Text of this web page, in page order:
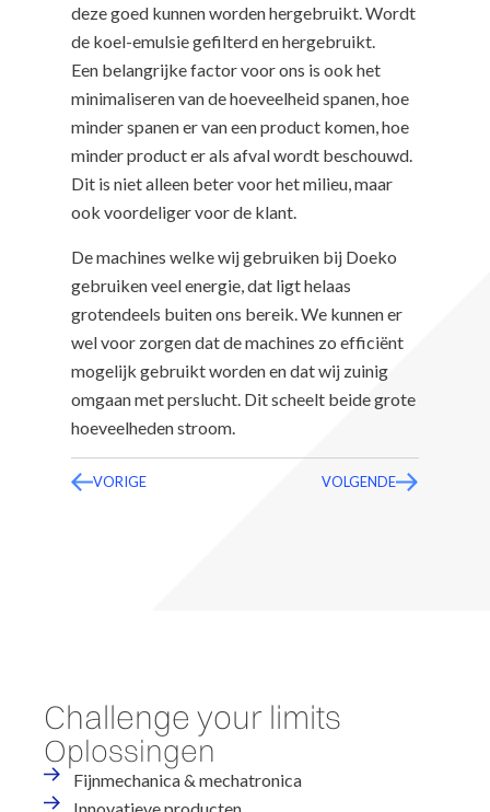
deze goed kunnen worden hergebruikt. Wordt
de koel-emulsie gefilterd en hergebruikt.
Een belangrijke factor voor ons is ook het
minimaliseren van de hoeveelheid spanen, hoe
minder spanen er van een product komen, hoe
minder product er als afval wordt beschouwd.
Dit is niet alleen beter voor het milieu, maar
ook voordeliger voor de klant.
De machines welke wij gebruiken bij Doeko
gebruiken veel energie, dat ligt helaas
grotendeels buiten ons bereik. We kunnen er
wel voor zorgen dat de machines zo efficiënt
mogelijk gebruikt worden en dat wij zuinig
omgaan met perslucht. Dit scheelt beide grote
hoeveelheden stroom.
VORIGE VOLGENDE
Challenge your limits
Oplossingen
Fijnmechanica & mechatronica